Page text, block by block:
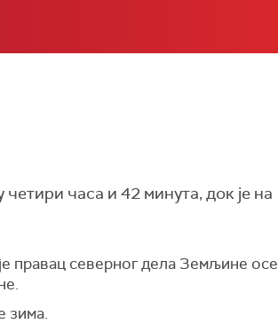
часa и 42 минута, док је на
правац северног дела Земљине осе
зима.